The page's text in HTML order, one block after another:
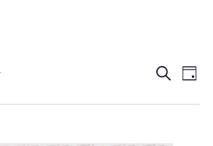
búsqueda
Buscar
Día